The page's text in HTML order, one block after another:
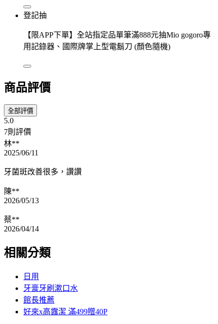
登記抽
【限APP下單】全站指定品單筆滿888元抽Mio gogoro專
用記錄器、國際牌掌上型電鬍刀 (顏色隨機)
商品評價
全部評價
5.0
7則評價
林**
2025/06/11
牙菌斑改善很多，讚讚
陳**
2026/05/13
蔡**
2026/04/14
相關分類
日用
牙膏牙刷漱口水
館長推薦
好來x高露潔 滿499贈40P